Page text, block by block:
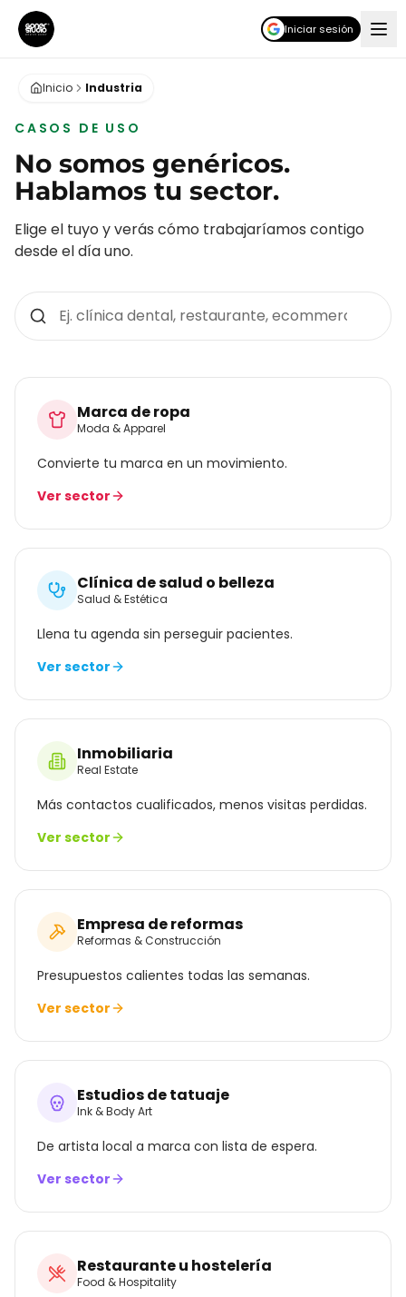
Iniciar sesión
Inicio Industria
CASOS DE USO
No somos genéricos.
Hablamos tu sector.
Elige el tuyo y verás cómo trabajaríamos contigo
desde el día uno.
Marca de ropa
Moda & Apparel
Convierte tu marca en un movimiento.
Ver sector
Clínica de salud o belleza
Salud & Estética
Llena tu agenda sin perseguir pacientes.
Ver sector
Inmobiliaria
Real Estate
Más contactos cualificados, menos visitas perdidas.
Ver sector
Empresa de reformas
Reformas & Construcción
Presupuestos calientes todas las semanas.
Ver sector
Estudios de tatuaje
Ink & Body Art
De artista local a marca con lista de espera.
Ver sector
Restaurante u hostelería
Food & Hospitality